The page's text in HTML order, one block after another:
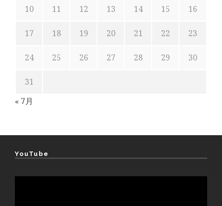
10 11 12 13 14 15 16
17 18 19 20 21 22 23
24 25 26 27 28 29 30
31
« 7月
YouTube